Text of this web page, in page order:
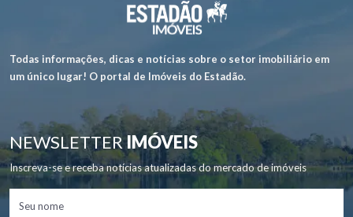
Todas informações, dicas e notícias sobre o setor imobiliário em
um único lugar! O portal de Imóveis do Estadão.
NEWSLETTERIMÓVEIS
Inscreva-se e receba notícias atualizadas do mercado de imóveis